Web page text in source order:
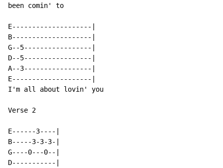
been comin' to
E--------------------|
B--------------------|
G--5-----------------|
D--5-----------------|
A--3-----------------|
E--------------------|
I'm all about lovin' you
Verse 2
E------3----|
B-----3-3-3-|
G----0---0--|
D-----------|